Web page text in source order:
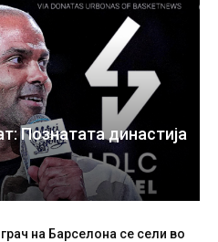
Познатата династија
на Барселона се сели во